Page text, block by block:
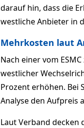
darauf hin, dass die
westliche Anbieter in
Mehrkosten laut
Nach einer vom
westlicher
Prozent erhöhen. Bei
Analyse den Aufpreis
Laut Verband